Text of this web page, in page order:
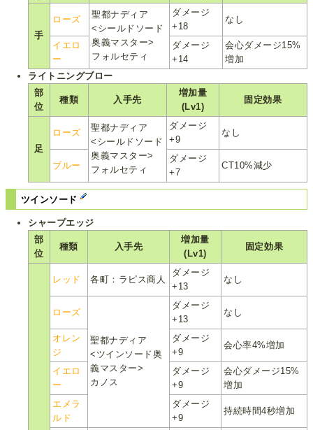
手
ローズ
聖都ナディア
<シールドソード
奥義マスター>
フォルセティ
ダメージ
+18
なし
イエロ
ー
ダメージ
+14
会心ダメージ15%
増加
ライトニングブロー
部
位
種類 入手先
増加量
(Lv1)
固定効果
足
ローズ
聖都ナディア
<シールドソード
奥義マスター>
フォルセティ
ダメージ
+9
なし
ブルー
ダメージ
+7
CT10%減少
ツインソード
シャープエッジ
部
位
種類 入手先
増加量
(Lv1)
固定効果
レッド 各町：ラピス商人
ダメージ
+13
なし
ローズ
聖都ナディア
<ツインソード奥
義マスター>
カノス
ダメージ
+13
なし
オレン
ジ
ダメージ
+9
会心率4%増加
イエロ
ー
ダメージ
+9
会心ダメージ15%
増加
エメラ
ルド
ダメージ
+9
持続時間4秒増加